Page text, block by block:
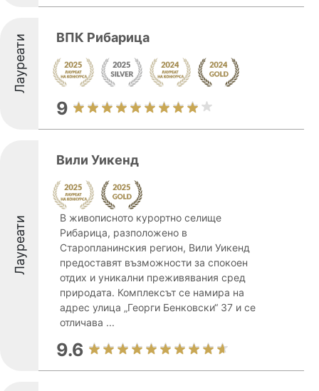
Лауреати ВПК Рибарица
9
Лауреати
Вили Уикенд
В живописното курортно селище
Рибарица, разположено в
Старопланинския регион, Вили Уикенд
предоставят възможности за спокоен
отдих и уникални преживявания сред
природата. Комплексът се намира на
адрес улица „Георги Бенковски“ 37 и се
отличава ...
9.6